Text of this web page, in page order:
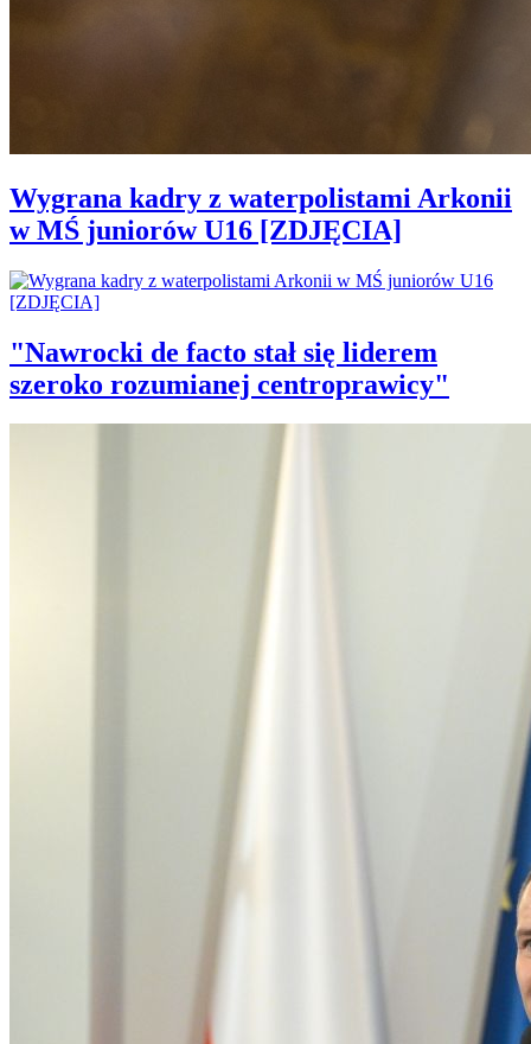
Wygrana kadry z waterpolistami Arkonii
w MŚ juniorów U16 [ZDJĘCIA]
"Nawrocki de facto stał się liderem
szeroko rozumianej centroprawicy"